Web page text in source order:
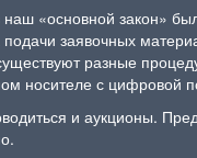
«основной закон»
заявочных
разные
носителе с цифровой
и аукционы.